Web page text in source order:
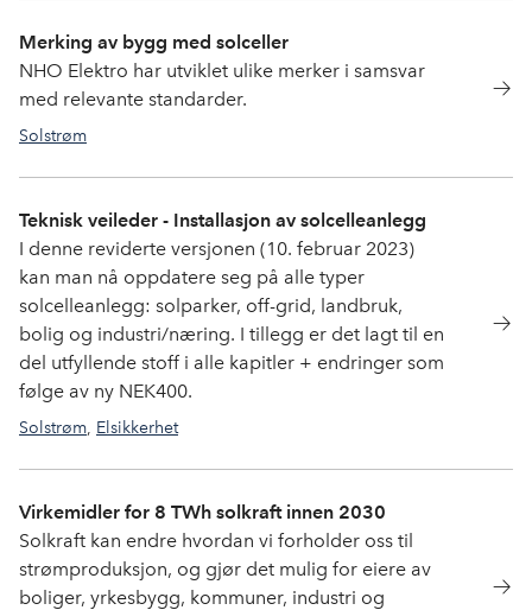
Merking av bygg med solceller
NHO Elektro har utviklet ulike merker i samsvar
med relevante standarder.
Solstrøm
Teknisk veileder - Installasjon av solcelleanlegg
I denne reviderte versjonen (10. februar 2023)
kan man nå oppdatere seg på alle typer
solcelleanlegg: solparker, off-grid, landbruk,
bolig og industri/næring. I tillegg er det lagt til en
del utfyllende stoff i alle kapitler + endringer som
følge av ny NEK400.
Solstrøm, Elsikkerhet
Virkemidler for 8 TWh solkraft innen 2030
Solkraft kan endre hvordan vi forholder oss til
strømproduksjon, og gjør det mulig for eiere av
boliger, yrkesbygg, kommuner, industri og